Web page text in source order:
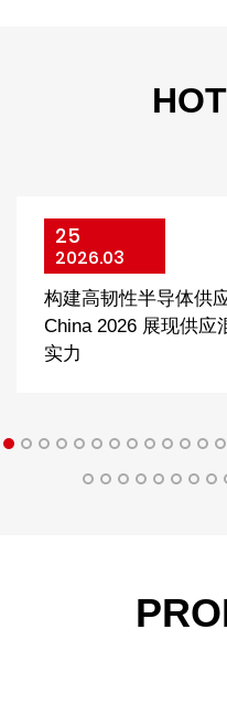
25
2026.03
构建高韧性半导体供
China 2026 展现供应
实力